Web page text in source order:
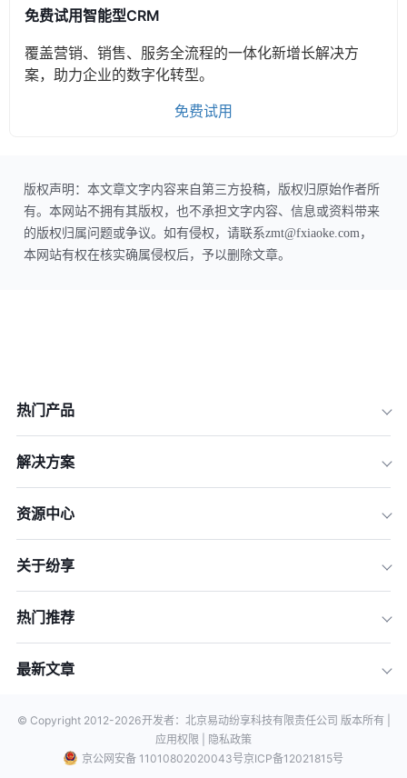
免费试用智能型CRM
覆盖营销、销售、服务全流程的一体化新增长解决方
案，助力企业的数字化转型。
免费试用
版权声明：本文章文字内容来自第三方投稿，版权归原始作者所
有。本网站不拥有其版权，也不承担文字内容、信息或资料带来
的版权归属问题或争议。如有侵权，请联系zmt@fxiaoke.com，
本网站有权在核实确属侵权后，予以删除文章。
热门产品
解决方案
资源中心
关于纷享
热门推荐
最新文章
© Copyright 2012-2026开发者：北京易动纷享科技有限责任公司 版本所有 |
应用权限 |
隐私政策
京公网安备 11010802020043号京ICP备12021815号